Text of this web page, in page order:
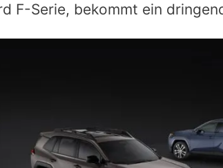
F-Serie, bekommt ein